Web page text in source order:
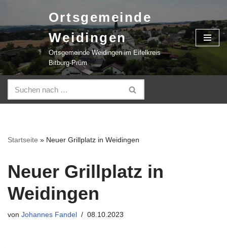
Zum
Inhalt
springen
Ortsgemeinde
Weidingen
Ortsgemeinde Weidingen im Eifelkreis
Bitburg-Prüm
Startseite » Neuer Grillplatz in Weidingen
Neuer Grillplatz in
Weidingen
von Johannes Fandel 08.10.2023